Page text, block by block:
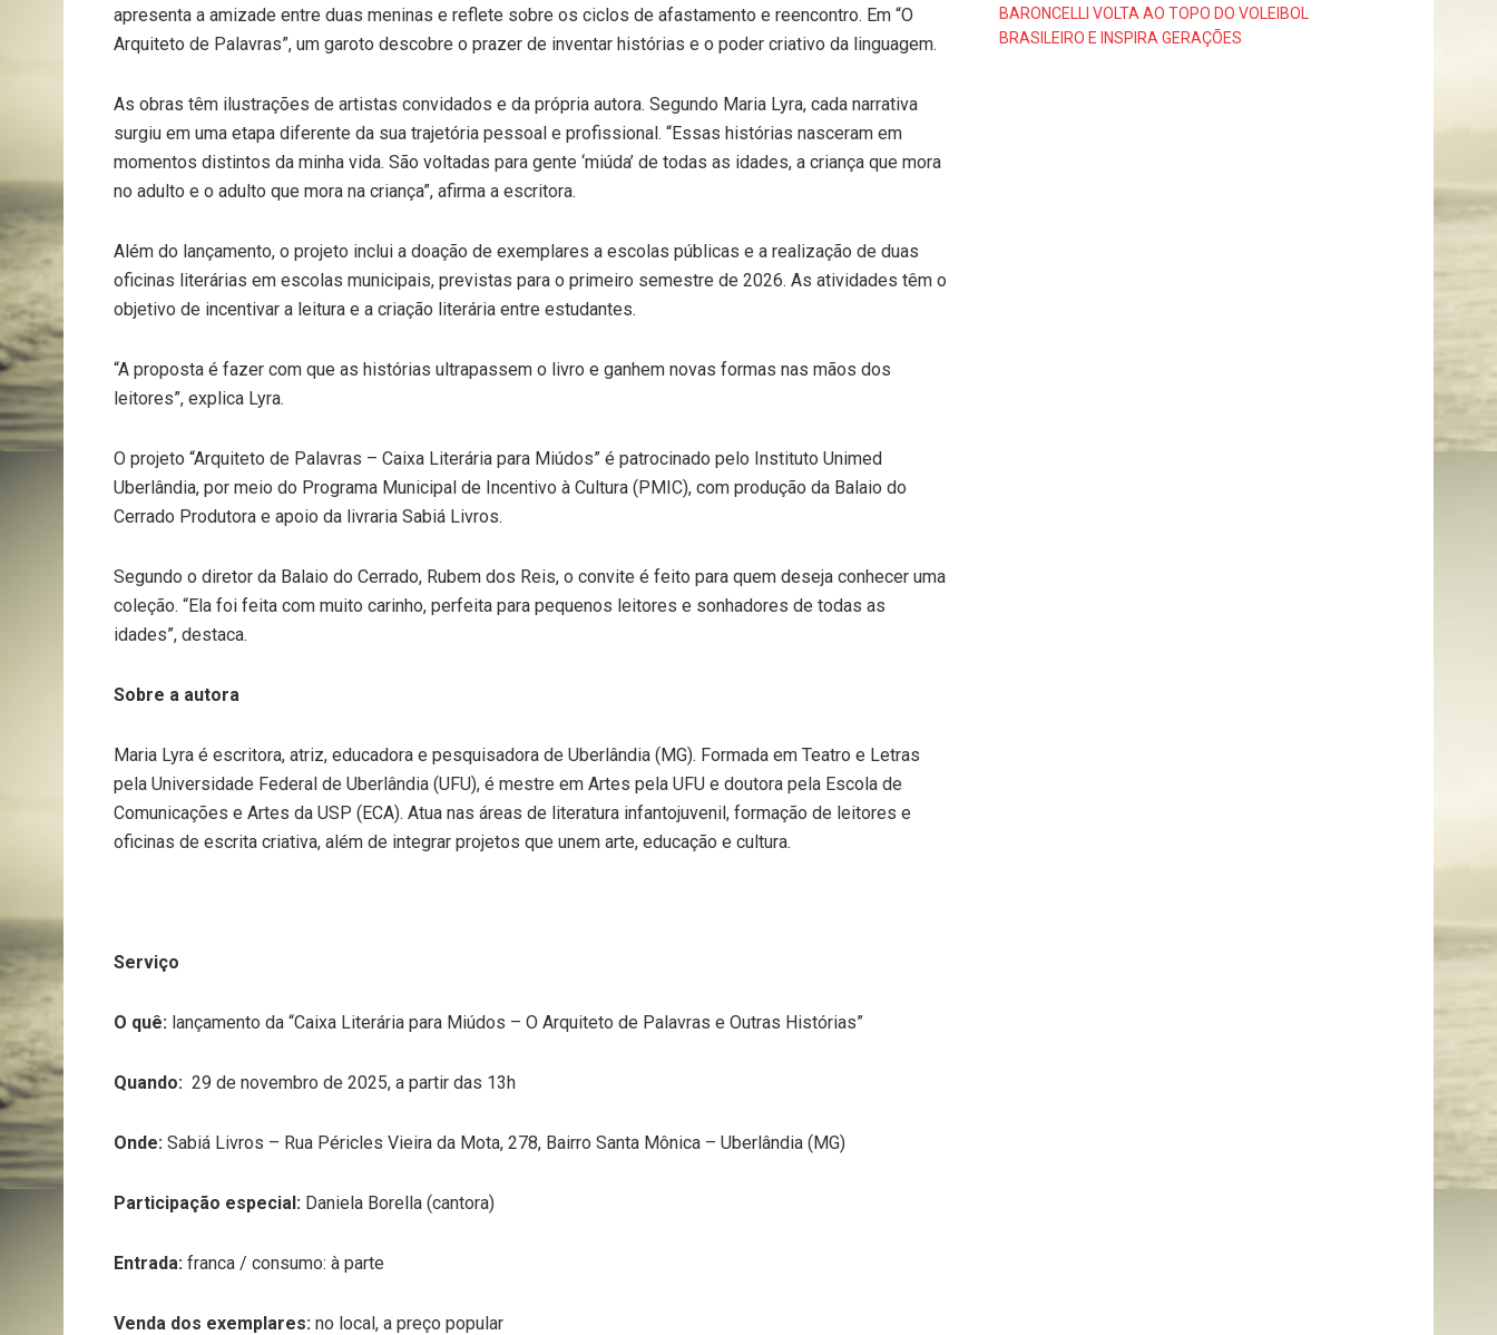
apresenta a amizade entre duas meninas e reflete sobre os ciclos de afastamento e reencontro. Em “O
Arquiteto de Palavras”, um garoto descobre o prazer de inventar histórias e o poder criativo da linguagem.
As obras têm ilustrações de artistas convidados e da própria autora. Segundo Maria Lyra, cada narrativa
surgiu em uma etapa diferente da sua trajetória pessoal e profissional. “Essas histórias nasceram em
momentos distintos da minha vida. São voltadas para gente ‘miúda’ de todas as idades, a criança que mora
no adulto e o adulto que mora na criança”, afirma a escritora.
Além do lançamento, o projeto inclui a doação de exemplares a escolas públicas e a realização de duas
oficinas literárias em escolas municipais, previstas para o primeiro semestre de 2026. As atividades têm o
objetivo de incentivar a leitura e a criação literária entre estudantes.
“A proposta é fazer com que as histórias ultrapassem o livro e ganhem novas formas nas mãos dos
leitores”, explica Lyra.
O projeto “Arquiteto de Palavras – Caixa Literária para Miúdos” é patrocinado pelo Instituto Unimed
Uberlândia, por meio do Programa Municipal de Incentivo à Cultura (PMIC), com produção da Balaio do
Cerrado Produtora e apoio da livraria Sabiá Livros.
Segundo o diretor da Balaio do Cerrado, Rubem dos Reis, o convite é feito para quem deseja conhecer uma
coleção. “Ela foi feita com muito carinho, perfeita para pequenos leitores e sonhadores de todas as
idades”, destaca.
Sobre a autora
Maria Lyra é escritora, atriz, educadora e pesquisadora de Uberlândia (MG). Formada em Teatro e Letras
pela Universidade Federal de Uberlândia (UFU), é mestre em Artes pela UFU e doutora pela Escola de
Comunicações e Artes da USP (ECA). Atua nas áreas de literatura infantojuvenil, formação de leitores e
oficinas de escrita criativa, além de integrar projetos que unem arte, educação e cultura.
Serviço
O quê: lançamento da “Caixa Literária para Miúdos – O Arquiteto de Palavras e Outras Histórias”
Quando: 29 de novembro de 2025, a partir das 13h
Onde: Sabiá Livros – Rua Péricles Vieira da Mota, 278, Bairro Santa Mônica – Uberlândia (MG)
Participação especial: Daniela Borella (cantora)
Entrada: franca / consumo: à parte
Venda dos exemplares: no local, a preço popular
BARONCELLI VOLTA AO TOPO DO VOLEIBOL
BRASILEIRO E INSPIRA GERAÇÕES